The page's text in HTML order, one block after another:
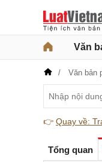
Văn
Văn bản
👉 Quay về:
Tổng quan